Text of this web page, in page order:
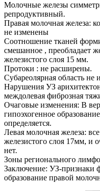
Молочные железы
репродуктивный.
Правая молочная железа:
не изменены
Соотношение тканей
смешанное , преобладает
железистого слоя 15 мм.
Протоки : не расширены.
Субареолярная область не
Нарушения УЗ
междолевая фиброзная
Очаговые изменения: В
гипоэхогенное
определяется.
Левая молочная железа:
железистого слоя 17мм, и
нет.
Зоны регионального
Заключение: УЗ-признаки
образование правой